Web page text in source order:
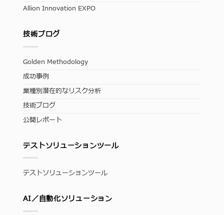
Allion Innovation EXPO
技術ブログ
Golden Methodology
成功事例
業種別潜在的なリスク分析
技術ブログ
公開レポート
テストソリューションツール
テストソリューションツール
AI／自動化ソリューション